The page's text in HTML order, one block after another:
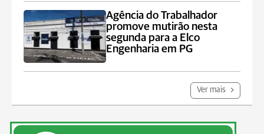
Agência do Trabalhador
promove mutirão nesta
segunda para a Elco
Engenharia em PG
Ver mais